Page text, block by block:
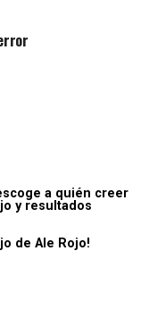
a quién creer
y resultados
de Ale Rojo!